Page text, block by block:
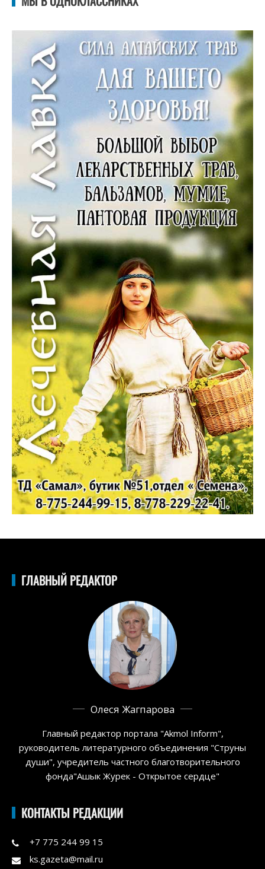
ГЛАВНЫЙ РЕДАКТОР
Олеся Жагпарова
Главный редактор портала "Akmol Inform",
руководитель литературного объединения "Струны
души", учредитель частного благотворительного
фонда"Ашык Журек - Открытое сердце"
КОНТАКТЫ РЕДАКЦИИ
+7 775 244 99 15
ks.gazeta@mail.ru